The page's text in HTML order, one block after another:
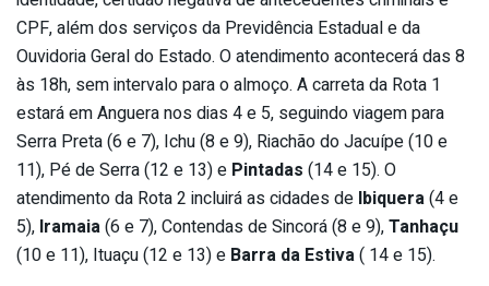
CPF, além dos serviços da Previdência Estadual e da
Ouvidoria Geral do Estado. O atendimento acontecerá das 8
às 18h, sem intervalo para o almoço. A carreta da Rota 1
estará em Anguera nos dias 4 e 5, seguindo viagem para
Serra Preta (6 e 7), Ichu (8 e 9), Riachão do Jacuípe (10 e
11), Pé de Serra (12 e 13) e Pintadas (14 e 15). O
atendimento da Rota 2 incluirá as cidades de Ibiquera(4 e
5), Iramaia(6 e 7), Contendas de Sincorá (8 e 9),Tanhaçu
(10 e 11), Ituaçu (12 e 13) e Barra da Estiva( 14 e 15).